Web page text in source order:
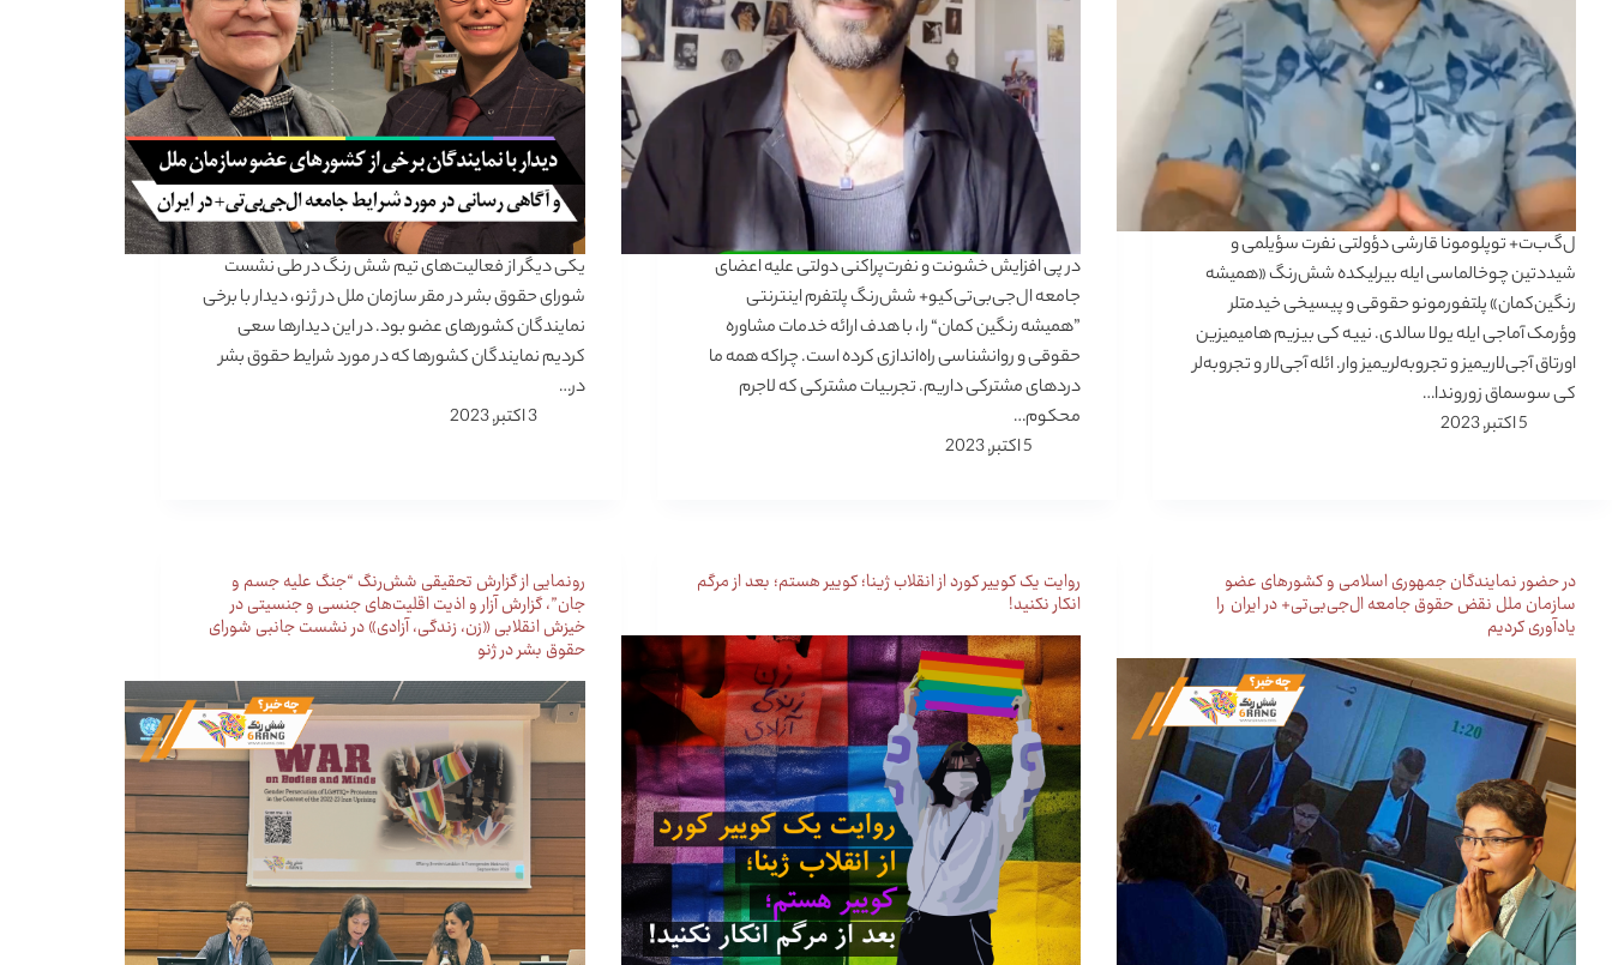
ل‌گ‌ب‌ت+ توپلومونا قارشی دؤولتی نفرت سؤیلمی و
شیددتین چوخالماسی ایله بیرلیکده شش‌رنگ «همیشه
رنگین‌کمان» پلتفورمونو حقوقی و پیسیخی خیدمتلر
وؤرمک آماجی ایله یولا سالدی. نییه کی بیزیم هامیمیزین
اورتاق آجی‌لاریمیز و تجروبه‌لریمیز وار. ائله آجی‌لار و تجروبه‌لر
کی سوسماق زوروندا…
5 اکتبر, 2023
در پی افزایش خشونت و نفرت‌پراکنی دولتی علیه اعضای
جامعه ال‌جی‌بی‌تی‌کیو+ شش‌رنگ پلتفرم اینترنتی
”همیشه رنگین کمان“ را، با هدف ارائه خدمات مشاوره
حقوقی و روانشناسی راه‌اندازی کرده است. چراکه همه ما
دردهای مشترکی داریم. تجربیات مشترکی که لاجرم
محکوم…
5 اکتبر, 2023
یکی دیگر از فعالیت‌های تیم شش رنگ در طی نشست
شورای حقوق بشر در مقر سازمان ملل در ژنو، دیدار با برخی
نمایندگان کشورهای عضو بود. در این دیدارها سعی
کردیم نمایندگان کشورها که در مورد شرایط حقوق بشر
در…
3 اکتبر, 2023
در حضور نمایندگان جمهوری اسلامی و کشورهای عضو
سازمان ملل نقض حقوق جامعه ال‌جی‌بی‌تی+ در ایران را
یادآوری کردیم
روایت یک کوییر کورد از انقلاب ژینا؛ کوییر هستم؛ بعد از مرگم
انکار نکنید!
رونمایی از گزارش تحقیقی شش‌رنگ “جنگ علیه جسم و
جان”، گزارش آزار و اذیت اقلیت‌های جنسی و جنسیتی در
خیزش انقلابی «زن، زندگی، آزادی» در نشست جانبی شورای
حقوق بشر در ژنو